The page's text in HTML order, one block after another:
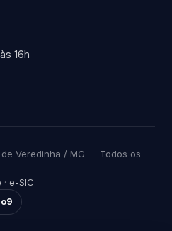
16h
Veredinha / MG — Todos os
· e-SIC